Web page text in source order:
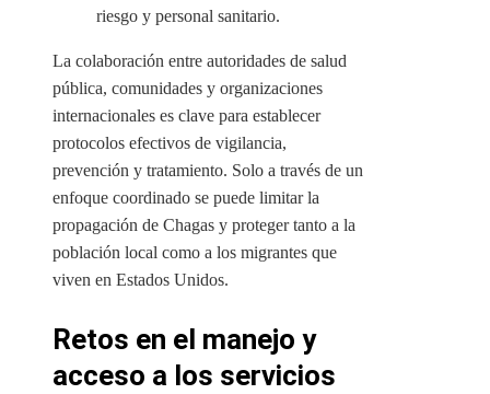
riesgo y personal sanitario.
La colaboración entre autoridades de salud
pública, comunidades y organizaciones
internacionales es clave para establecer
protocolos efectivos de vigilancia,
prevención y tratamiento. Solo a través de un
enfoque coordinado se puede limitar la
propagación de Chagas y proteger tanto a la
población local como a los migrantes que
viven en Estados Unidos.
Retos en el manejo y
acceso a los servicios